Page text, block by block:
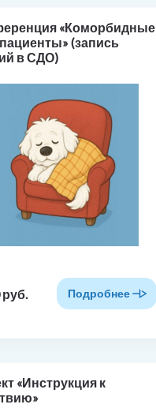
«Коморбидные
(запись
в СДО)
руб. Подробнее
«Инструкция к